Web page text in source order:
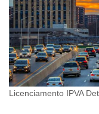
Licenciamento IPVA